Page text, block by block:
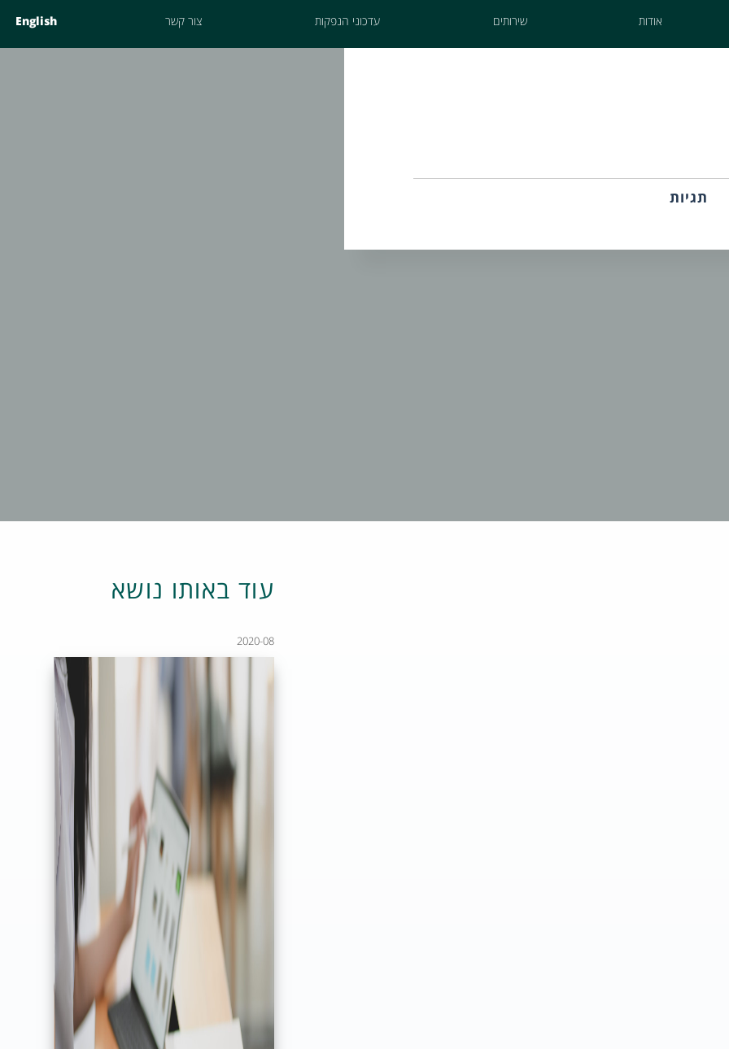
אודות שירותים עדכוני הנפקות צור קשר English
תגיות
עוד באותו נושא
2020-08